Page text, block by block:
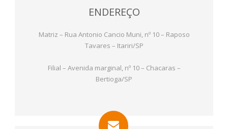
ENDEREÇO
Matriz – Rua Antonio Cancio Muni, nº 10 – Raposo
Tavares – Itariri/SP
Filial – Avenida marginal, nº 10 – Chacaras –
Bertioga/SP